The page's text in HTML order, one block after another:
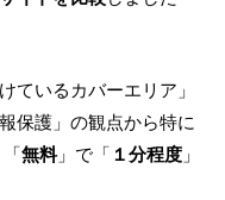
ているカバーエリア」
保護」の観点から特に
無料」で「 １分程度 」